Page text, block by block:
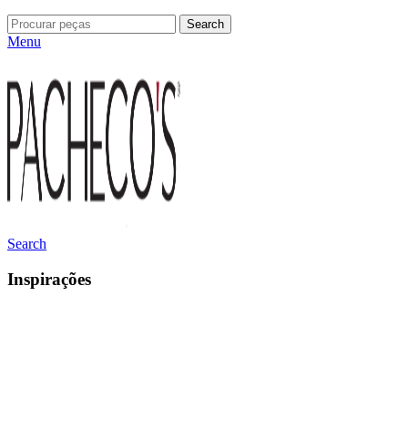
Search
Menu
Search
Inspirações